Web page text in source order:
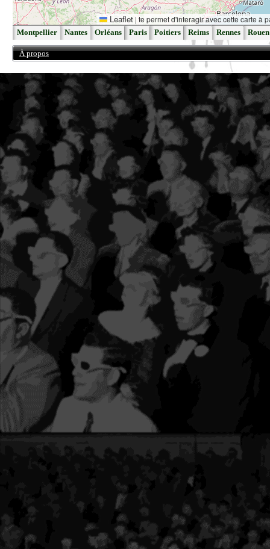
Leaflet | te permet d'interagir avec cette carte à
Montpellier Nantes Orléans Paris Poitiers Reims Rennes Rouen
À propos